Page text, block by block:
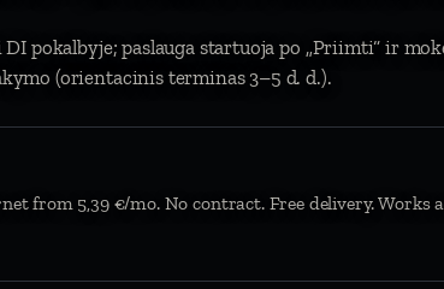
pokalbyje; paslauga startuoja po „Priimti“ ir
(orientacinis terminas 3–5 d. d.).
from 5,39 €/mo. No contract. Free delivery. Works